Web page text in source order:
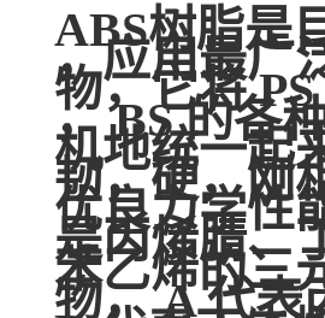
ABS树脂是
，应用最广
物，它将
， BS 的各
机地统一起
韧，硬，刚
优良力学性
是丙烯腈、
苯乙烯的三
物， A 代表